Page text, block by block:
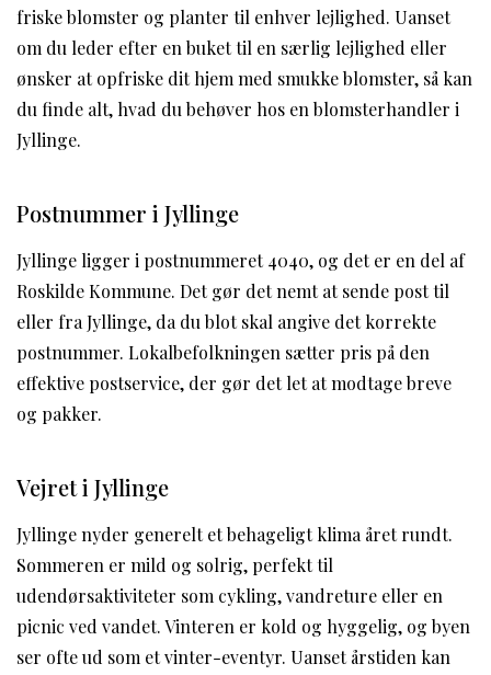
friske blomster og planter til enhver lejlighed. Uanset
om du leder efter en buket til en særlig lejlighed eller
ønsker at opfriske dit hjem med smukke blomster, så kan
du finde alt, hvad du behøver hos en blomsterhandler i
Jyllinge.
Postnummer i Jyllinge
Jyllinge ligger i postnummeret 4040, og det er en del af
Roskilde Kommune. Det gør det nemt at sende post til
eller fra Jyllinge, da du blot skal angive det korrekte
postnummer. Lokalbefolkningen sætter pris på den
effektive postservice, der gør det let at modtage breve
og pakker.
Vejret i Jyllinge
Jyllinge nyder generelt et behageligt klima året rundt.
Sommeren er mild og solrig, perfekt til
udendørsaktiviteter som cykling, vandreture eller en
picnic ved vandet. Vinteren er kold og hyggelig, og byen
ser ofte ud som et vinter-eventyr. Uanset årstiden kan